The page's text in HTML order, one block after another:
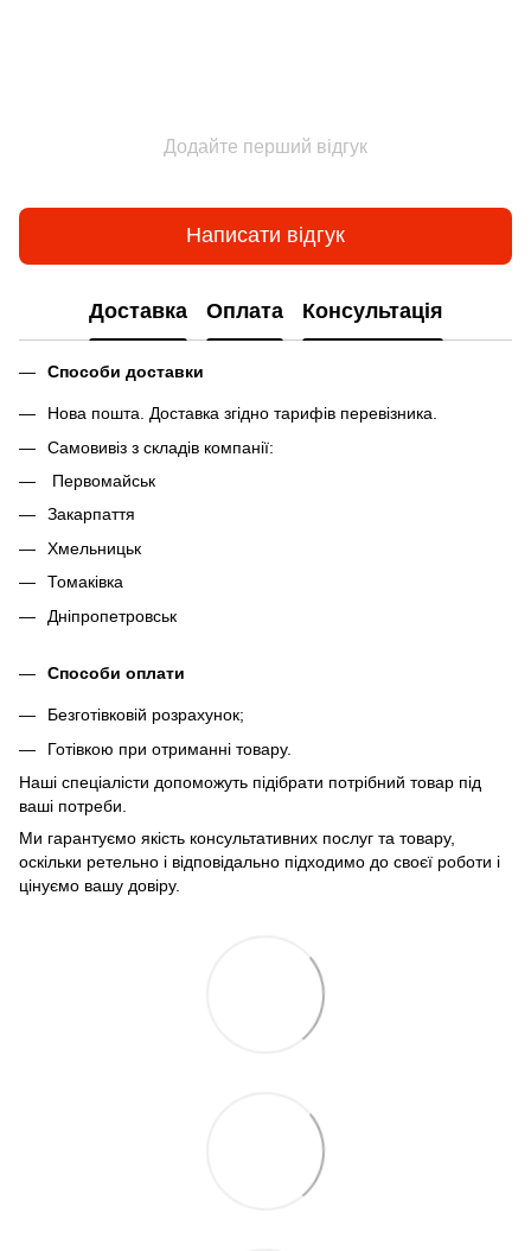
Додайте перший відгук
Написати відгук
Доставка Оплата Консультація
Способи доставки
Нова пошта. Доставка згідно тарифів перевізника.
Самовивіз з складів компанії:
Первомайськ
Закарпаття
Хмельницьк
Томаківка
Дніпропетровськ
Способи оплати
Безготівковій розрахунок;
Готівкою при отриманні товару.
Наші спеціалісти допоможуть підібрати потрібний товар під
ваші потреби.
Ми гарантуємо якість консультативних послуг та товару,
оскільки ретельно і відповідально підходимо до своєї роботи і
цінуємо вашу довіру.